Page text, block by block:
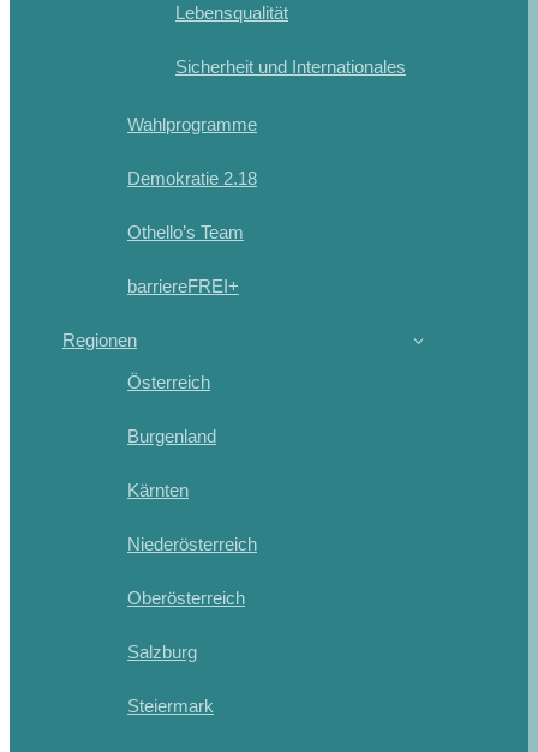
Lebensqualität
Sicherheit und Internationales
Wahlprogramme
Demokratie 2.18
Othello’s Team
barriereFREI+
Regionen
Österreich
Burgenland
Kärnten
Niederösterreich
Oberösterreich
Salzburg
Steiermark